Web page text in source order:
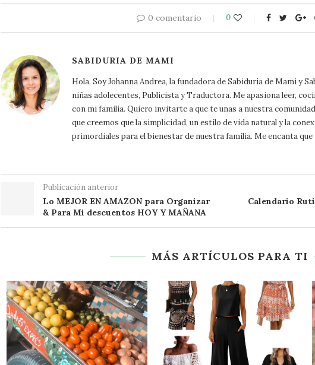
0 comentario 0
SABIDURIA DE MAMI
Hola, Soy Johanna Andrea, la fundadora de Sabiduría de Mami y
niñas adolecentes, Publicista y Traductora. Me apasiona leer,
con mi familia. Quiero invitarte a que te unas a nuestra
que creemos que la simplicidad, un estilo de vida natural y la
primordiales para el bienestar de nuestra familia. Me encanta
Publicación anterior
Lo MEJOR EN AMAZON para Organizar
& Para Mi descuentos HOY Y MAÑANA
Calendario
MÁS ARTÍCULOS PARA TI